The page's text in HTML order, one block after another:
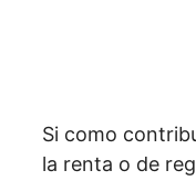
Si como
la renta o de